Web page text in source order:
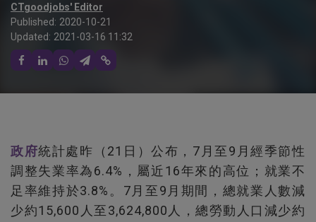
CTgoodjobs' Editor
Published: 2020-10-21
Updated: 2021-03-16 11:32
政府統計處昨（21日）公布，7月至9月經季節性
調整失業率為6.4%，屬近16年來的高位；就業不
足率維持於3.8%。7月至9月期間，總就業人數減
少約15,600人至3,624,800人，總勞動人口減少約